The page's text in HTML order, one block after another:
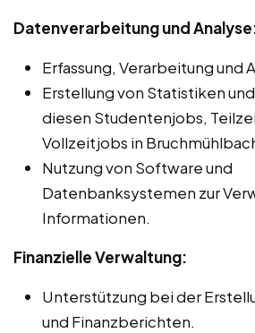
Datenverarbeitung und
Erfassung, Verarbeitung und
Erstellung von Statistiken
diesen Studentenjobs,
Vollzeitjobs in
Nutzung von Software und
Datenbanksystemen zur
Informationen.
Finanzielle Verwaltung:
Unterstützung bei der
und Finanzberichten.